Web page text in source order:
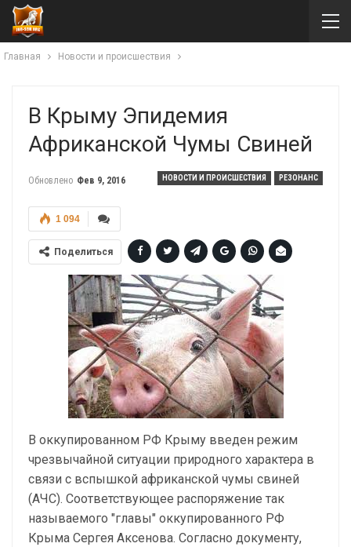
Главная Новости и происшествия
В Крыму Эпидемия
Африканской Чумы Свиней
НОВОСТИ И ПРОИСШЕСТВИЯ РЕЗОНАНС
Обновлено Фев 9, 2016
1 094
Поделиться
В оккупированном РФ Крыму введен режим
чрезвычайной ситуации природного характера в
связи с вспышкой африканской чумы свиней
(АЧС). Соответствующее распоряжение так
называемого "главы" оккупированного РФ
Крыма Сергея Аксенова. Согласно документу,